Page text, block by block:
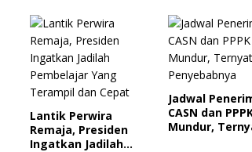
Lantik Perwira
Remaja, Presiden
Ingatkan Jadilah
Jadwal
CASN dan
Mundur,